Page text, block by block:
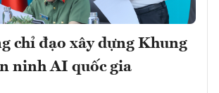
chỉ đạo xây dựng Khung
ninh AI quốc gia